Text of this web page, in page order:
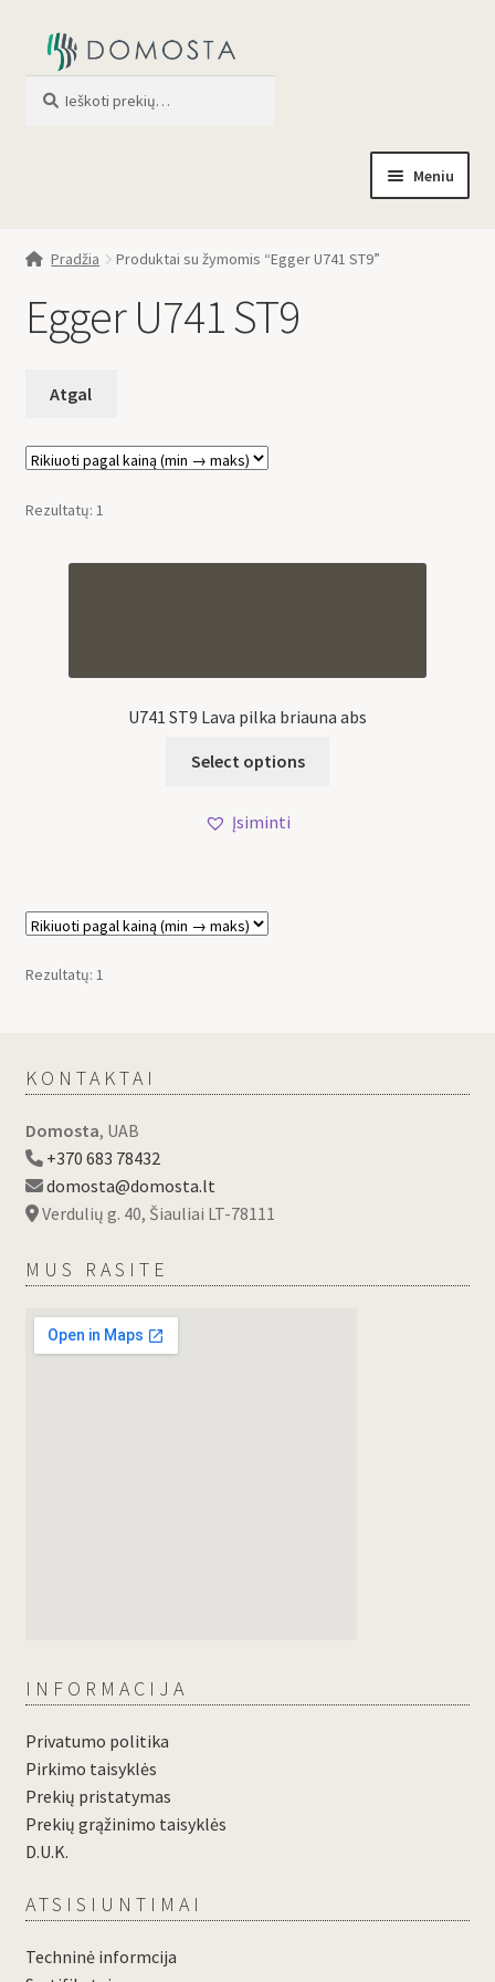
Meniu
Apie mus
Profilis
Pradžia Produktai su žymomis “Egger U741 ST9”
Egger U741 ST9
Rezultatų: 1
U741 ST9 Lava pilka briauna abs
Select options
Įsiminti
Rezultatų: 1
KONTAKTAI
Domosta, UAB
+370 683 78432
domosta@domosta.lt
Verdulių g. 40, Šiauliai LT-78111
MUS RASITE
INFORMACIJA
Privatumo politika
Pirkimo taisyklės
Prekių pristatymas
Prekių grąžinimo taisyklės
D.U.K.
ATSISIUNTIMAI
Techninė informcija